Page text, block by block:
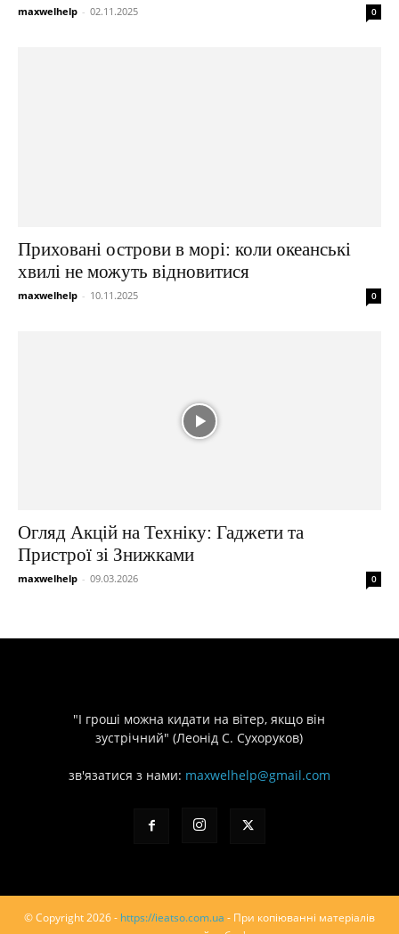
maxwelhelp - 02.11.2025 0
Приховані острови в морі: коли океанські
хвилі не можуть відновитися
maxwelhelp - 10.11.2025 0
Огляд Акцій на Техніку: Гаджети та
Пристрої зі Знижками
maxwelhelp - 09.03.2026 0
"І гроші можна кидати на вітер, якщо він
зустрічний" (Леонід С. Сухоруков)
зв'язатися з нами: maxwelhelp@gmail.com
© Copyright 2026 - https://ieatso.com.ua - При копіюванні матеріалів